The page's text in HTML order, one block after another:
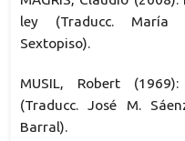
ley (Traducc. María
Sextopiso).
MUSIL, Robert
(Traducc. José M.
Barral).